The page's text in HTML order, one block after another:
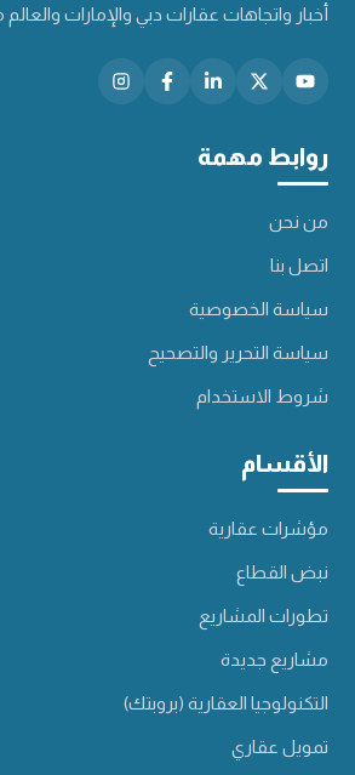
أخبار واتجاهات عقارات دبي والإمارات
روابط مهمة
من نحن
اتصل بنا
سياسة الخصوصية
سياسة التحرير والتصحيح
شروط الاستخدام
الأقسام
مؤشرات عقارية
نبض القطاع
تطورات المشاريع
مشاريع جديدة
التكنولوجيا العقارية (بروبتك)
تمويل عقاري